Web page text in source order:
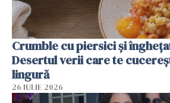
Crumble cu piersici și
Desertul verii care te
lingură
26 IULIE 2026